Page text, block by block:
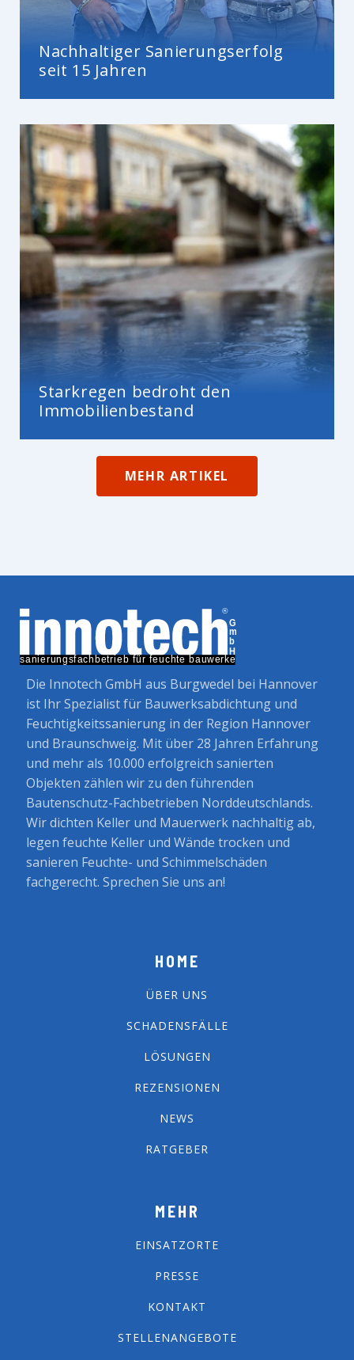
Nachhaltiger Sanierungserfolg
seit 15 Jahren
Starkregen bedroht den
Immobilienbestand
MEHR ARTIKEL
Die Innotech GmbH aus Burgwedel bei Hannover
ist Ihr Spezialist für Bauwerksabdichtung und
Feuchtigkeitssanierung in der Region Hannover
und Braunschweig. Mit über 28 Jahren Erfahrung
und mehr als 10.000 erfolgreich sanierten
Objekten zählen wir zu den führenden
Bautenschutz-Fachbetrieben Norddeutschlands.
Wir dichten Keller und Mauerwerk nachhaltig ab,
legen feuchte Keller und Wände trocken und
sanieren Feuchte- und Schimmelschäden
fachgerecht. Sprechen Sie uns an!
HOME
ÜBER UNS
SCHADENSFÄLLE
LÖSUNGEN
REZENSIONEN
NEWS
RATGEBER
MEHR
EINSATZORTE
PRESSE
KONTAKT
STELLENANGEBOTE